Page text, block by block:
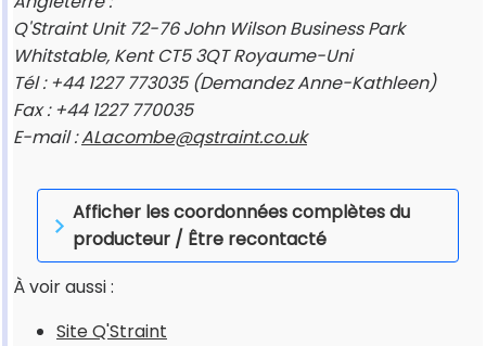
Q'Straint Unit 72-76 John Wilson Business Park
Whitstable, Kent CT5 3QT Royaume-Uni
Tél : +44 1227 773035 (Demandez Anne-Kathleen)
Fax : +44 1227 770035
E-mail :ALacombe@qstraint.co.uk
Afficher les coordonnées complètes du
producteur / Être recontacté
À voir aussi :
Site Q'Straint